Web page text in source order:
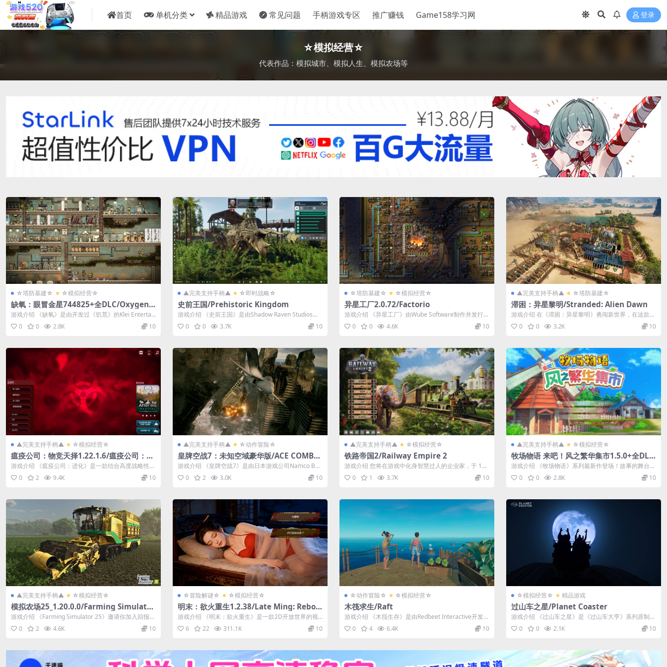
首页 单机分类 精品游戏 常见问题 手柄游戏专区 推广赚钱 Game158学习网 登录
☆模拟经营☆
代表作品：模拟城市、模拟人生、模拟农场等
☆塔防基建☆ ☆模拟经营☆
缺氧：眼冒金星744825+全DLC/Oxygen
Not Included
游戏介绍 《缺氧》是由开发过《饥荒》的Klei Entertai
nment所制作...
0 0 2.8K 10
▲完美支持手柄▲ ☆即时战略☆
史前王国/Prehistoric Kingdom
游戏介绍 《史前王国》是由Shadow Raven Studios厂
商制作的一款...
0 0 3.7K 10
☆塔防基建☆ ☆模拟经营☆
异星工厂2.0.72/Factorio
游戏介绍 《异星工厂》由Wube Software制作并发行的
一款策略游戏。游戏...
0 0 4.6K 10
▲完美支持手柄▲ ☆塔防基建☆
滞困：异星黎明/Stranded: Alien Dawn
游戏介绍 在《滞困：异星黎明》勇闯新世界，在这款行
星生存模拟游戏中，您将掌握一个...
0 0 3.2K 10
▲完美支持手柄▲ ☆模拟经营☆
瘟疫公司：物竞天择1.22.1.6/瘟疫公司：进
化/Plague Inc: Evolved
游戏介绍 《瘟疫公司：进化》是一款结合高度战略性和
高度真实性的全新模拟游戏。在游...
0 2 9.4K 10
▲完美支持手柄▲ ☆动作冒险☆
皇牌空战7：未知空域豪华版/ACE COMBAT
7: SKIES UNKNOWN Deluxe Edition
游戏介绍 《皇牌空战7》是由日本游戏公司Namco Ban
dai推出的空战射击类...
0 2 3.0K 10
▲完美支持手柄▲ ☆模拟经营☆
铁路帝国2/Railway Empire 2
游戏介绍 您将在游戏中化身智慧过人的企业家，于 19
世纪初期接管一家小型铁路公...
0 1 3.7K 10
▲完美支持手柄▲ ☆模拟经营☆
牧场物语 来吧！风之繁华集市1.5.0+全DL
C/STORY OF SEASONS: Grand Bazaar
游戏介绍 《牧场物语》系列最新作登场！故事的舞台是
微风吹拂的小镇“煦风镇”。你可...
0 0 2.8K 10
▲完美支持手柄▲ ☆模拟经营☆
模拟农场25_1.20.0.0/Farming Simulator
25
游戏介绍 《Farming Simulator 25》邀请你加入回报丰
厚的农场生...
0 2 4.6K 10
☆冒险解谜☆ ☆模拟经营☆
明末：欲火重生1.2.38/Late Ming: Rebor
n in Flames
游戏介绍 《明末：欲火重生》是一款2D开放世界的视
觉小说游戏。 在游戏中，你将扮...
6 22 311.1K 10
☆动作冒险☆ ☆模拟经营☆
木筏求生/Raft
游戏介绍 《木筏生存》是由Redbeet Interactive开发A
xolot...
0 4 6.4K 10
☆模拟经营☆ 精品游戏
过山车之星/Planet Coaster
游戏介绍 《过山车之星》是《过山车大亨》系列原制作
工作室Frontier Dev...
0 0 2.1K 10